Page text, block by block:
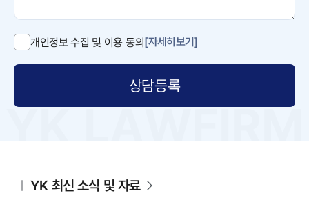
개인정보 수집 및 이용 동의[자세히보기]
상담등록
YK 최신 소식 및 자료